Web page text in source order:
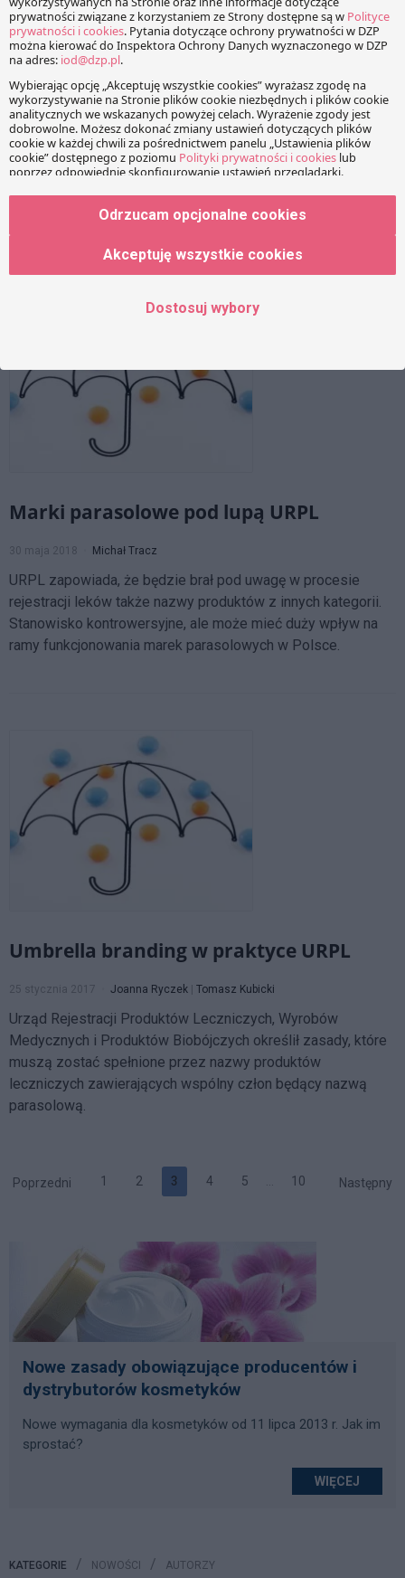
Nowe prawo wyrobów medycznych
31 stycznia 2019 dr Mateusz Mądry
Unijne rozporządzenie w sprawie wyrobów medycznych
zacznie być stosowane od 26 maja 2020 r. Może się
wydawać, że czasu na dostosowanie się do nowych
wymogów prawnych jest jeszcze dużo, ale w praktyce
odpowiednich zmian.
Marki parasolowe pod lupą URPL
30 maja 2018 Michał Tracz
URPL zapowiada, że będzie brał pod uwagę w procesie
rejestracji leków także nazwy produktów z innych kategorii.
Stanowisko kontrowersyjne, ale może mieć duży wpływ na
ramy funkcjonowania marek parasolowych w Polsce.
Umbrella branding w praktyce URPL
25 stycznia 2017 Joanna Ryczek | Tomasz Kubicki
Urząd Rejestracji Produktów Leczniczych, Wyrobów
Medycznych i Produktów Biobójczych określił zasady, które
muszą zostać spełnione przez nazwy produktów
leczniczych zawierających wspólny człon będący nazwą
parasolową.
Poprzedni 1 2 3 4 5 10 Następny
Nowe zasady obowiązujące producentów i
dystrybutorów kosmetyków
Nowe wymagania dla kosmetyków od 11 lipca 2013 r. Jak im
sprostać?
WIĘCEJ
KATEGORIE NOWOŚCI AUTORZY
Odrzucam opcjonalne cookies
Akceptuję wszystkie cookies
Dostosuj wybory